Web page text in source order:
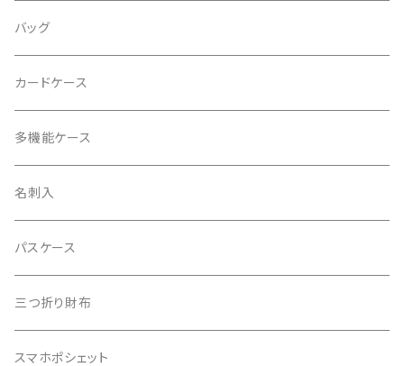
バッグ
カードケース
多機能ケース
名刺入
パスケース
三つ折り財布
スマホポシェット